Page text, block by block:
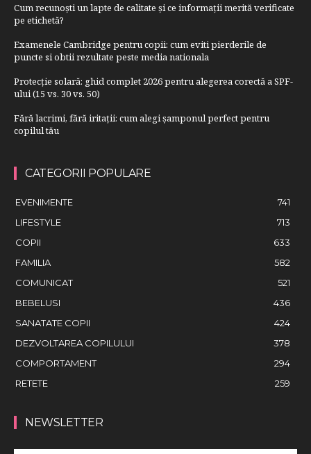
Cum recunoști un lapte de calitate și ce informații merită verificate
pe etichetă?
Examenele Cambridge pentru copii: cum eviti pierderile de
puncte si obtii rezultate peste media nationala
Protecție solară: ghid complet 2026 pentru alegerea corectă a SPF-
ului (15 vs. 30 vs. 50)
Fără lacrimi, fără iritații: cum alegi șamponul perfect pentru
copilul tău
CATEGORII POPULARE
EVENIMENTE
741
LIFESTYLE
713
COPII
633
FAMILIA
582
COMUNICAT
521
BEBELUSI
436
SANATATE COPII
424
DEZVOLTAREA COPILULUI
378
COMPORTAMENT
294
RETETE
259
NEWSLETTER